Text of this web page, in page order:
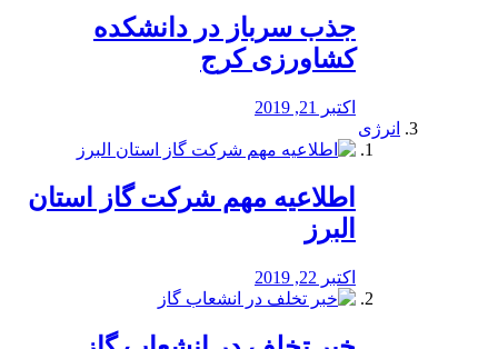
جذب سرباز در دانشکده
کشاورزی کرج
اکتبر 21, 2019
انرژی
️اطلاعیه مهم شرکت گاز استان
البرز
اکتبر 22, 2019